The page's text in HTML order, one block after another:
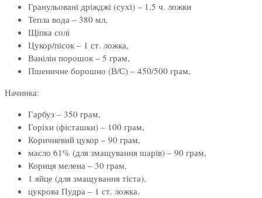
Гранульовані дріжджі (сухі) – 1,5 ч. ложки
Тепла вода – 380 мл,
Щіпка солі
Цукор/пісок – 1 ст. ложка,
Ванілін порошок – 5 грам,
Пшеничне борошно (В/С) – 450/500 грам,
Начинка:
Гарбуз – 350 грам,
Горіхи (фісташки) – 100 грам,
Коричневий цукор – 90 грам,
масло 61% (для змащування шарів) – 90 грам,
Кориця мелена – 30 грам,
1 яйце (для змащування тіста),
цукрова Пудра – 1 ст. ложка.